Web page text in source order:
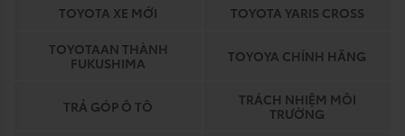
TOYOTA XE MỚI
TOYOTA YARIS CROSS
TOYOTAAN THÀNH
FUKUSHIMA
TOYOYA CHÍNH HÃNG
TRẢ GÓP Ô TÔ
TRÁCH NHIỆM MÔI
TRƯỜNG